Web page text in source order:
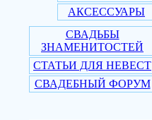
АКСЕССУАРЫ
СВАДЬБЫ
ЗНАМЕНИТОСТЕЙ
СТАТЬИ ДЛЯ НЕВЕСТ
СВАДЕБНЫЙ ФОРУМ